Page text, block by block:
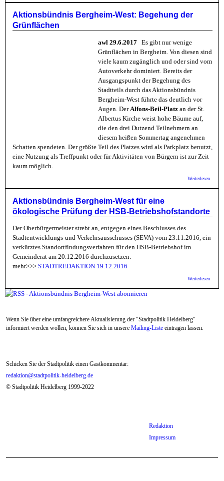
Aktionsbündnis Bergheim-West: Begehung der
Grünflächen
awl 29.6.2017 Es gibt nur wenige
Grünflächen in Bergheim. Von diesen sind
viele kaum zugänglich und oder sind vom
Autoverkehr dominiert. Bereits der
Ausgangspunkt der Begehung des
Stadtteils durch das Aktionsbündnis
Bergheim-West führte das deutlich vor
Augen. Der Alfons-Beil-Platz an der St.
Albertus Kirche weist hohe Bäume auf,
die den drei Dutzend Teilnehmern an
diesem heißen Sommertag angenehmen
Schatten spendeten. Der größte Teil des Platzes wird als Parkplatz benutzt,
eine Nutzung als Treffpunkt oder für Aktivitäten von Bürgern ist zur Zeit
kaum möglich.
Weiterlesen
Aktionsbündnis Bergheim-West für eine
ökologische Prüfung der HSB-Betriebshofstandorte
Der Oberbürgermeister strebt an, entgegen eines Beschlusses des
Stadtentwicklungs-und Verkehrsausschusses (SEVA) vom 23.11.2016, ein
verkürztes Standortfindungsverfahren für den HSB-Betriebshof im
Gemeinderat am 20.12.2016 durchzusetzen.
mehr>>> STADTREDAKTION 19.12.2016
Weiterlesen
Wenn Sie über eine umfangreichere Aktualisierung der "Stadtpolitik Heidelberg"
informiert werden wollen, können Sie sich in unsere Mailing-Liste eintragen lassen.
Schicken Sie der Stadtpolitik einen Gastkommentar:
redaktion@stadtpolitik-heidelberg.de
© Stadtpolitik Heidelberg 1999-2022
Redaktion
Impressum